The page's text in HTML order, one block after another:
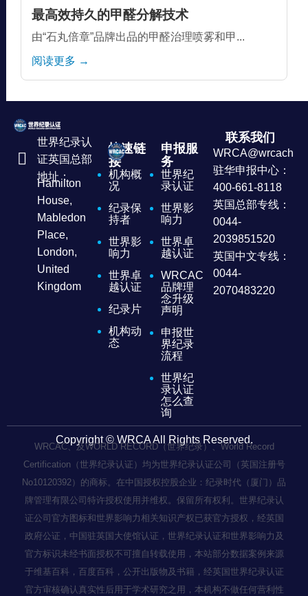
最高效持久的甲醛分解技术
由“石丸倍章”品牌出品的甲醛治理喷雾和甲...
阅读更多 →
世界纪录认
证英国总部
地址：
Hamilton
House,
Mabledon
Place,
London,
United
Kingdom
快速链
接
机构概
况
纪录保
持者
世界影
响力
世界卓
越认证
纪录片
机构动
态
申报服
务
世界纪
录认证
世界影
响力
世界卓
越认证
WRCAC
品牌理
念升级
声明
申报世
界纪录
流程
世界纪
录认证
怎么查
询
联系我们
驻华申报中心：
400-661-8118
英国总部专线：
0044-
2039851520
英国中文专线：
0044-
2070483220
Copyright © WRCA All Rights Reserved.
WRCAC、及WORLD RECORD（世界纪录）、World Record
Certification（世界纪录认证）均为世界纪录认证公司（英国注册号
No10120392）的商标。在中国授权控股企业：纪录时代（厦门）品
牌管理有限公司特许授权使用并维权。保留所有权利。世界纪录认
证公司官方图标和世界影响力相关知识产权已获官方授权，经英国
政府公证，中国驻英国大使馆认证，世界纪录认证和世界影响力及
官方标识未经书面授权不可擅自转载使用，本站部分数据案例来源
于维基百科，百度百科，公开出版物及书籍，经英国世界纪录认证
官方审核确认真实性后用于学术研究之用，本机构不做任何营利性